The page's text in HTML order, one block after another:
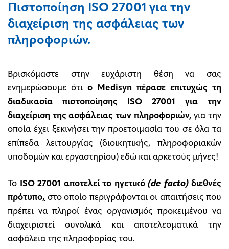
Πιστοποίηση ISO 27001 για την
διαχείριση της ασφάλειας των
πληροφοριών.
Βρισκόμαστε στην ευχάριστη θέση να σας
ενημερώσουμε ότι ο Medisyn πέρασε επιτυχώς τη
διαδικασία πιστοποίησης ISO 27001 για την
διαχείριση της ασφάλειας των πληροφοριών, για την
οποία έχει ξεκινήσει την προετοιμασία του σε όλα τα
επίπεδα λειτουργίας (διοικητικής, πληροφοριακών
υποδομών και εργαστηρίου) εδώ και αρκετούς μήνες!
Το ISO 27001 αποτελεί το ηγετικό (de facto)διεθνές
πρότυπο, στο οποίο περιγράφονται οι απαιτήσεις που
πρέπει να πληροί ένας οργανισμός προκειμένου να
διαχειριστεί συνολικά και αποτελεσματικά την
ασφάλεια της πληροφορίας του.